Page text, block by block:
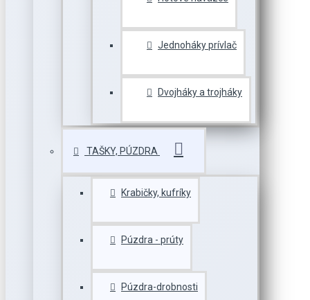
Jednoháky prívlač
Dvojháky a trojháky
TAŠKY, PÚZDRA
Krabičky, kufríky
Púzdra - prúty
Púzdra-drobnosti